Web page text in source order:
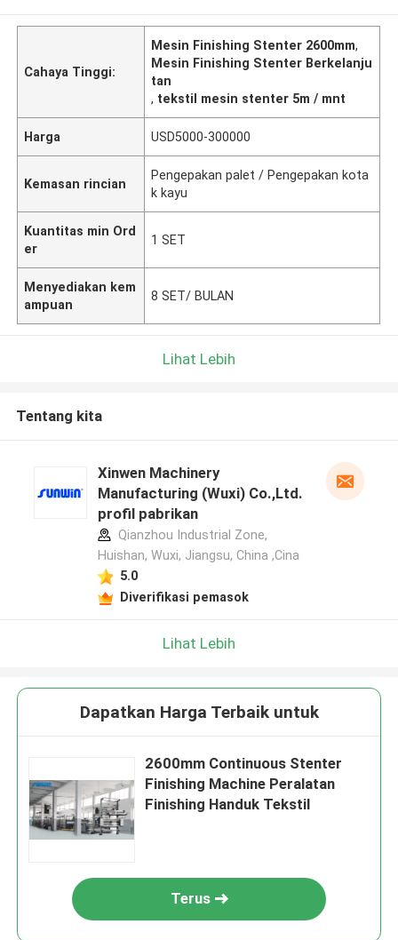
Cahaya Tinggi:
Mesin Finishing Stenter 2600mm,
Mesin Finishing Stenter Berkelanju
tan
, tekstil mesin stenter 5m / mnt
Harga USD5000-300000
Kemasan rincian
Pengepakan palet / Pengepakan kota
k kayu
Kuantitas min Ord
er
1 SET
Menyediakan kem
ampuan
8 SET/ BULAN
Lihat Lebih
Tentang kita
Xinwen Machinery
Manufacturing (Wuxi) Co.,Ltd.
profil pabrikan
Qianzhou Industrial Zone,
Huishan, Wuxi, Jiangsu, China ,Cina
5.0
Diverifikasi pemasok
Lihat Lebih
Dapatkan Harga Terbaik untuk
2600mm Continuous Stenter
Finishing Machine Peralatan
Finishing Handuk Tekstil
Terus